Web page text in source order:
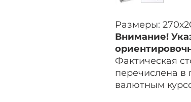
Размеры:
Внимание!
Фактическая
перечислена в
валютным